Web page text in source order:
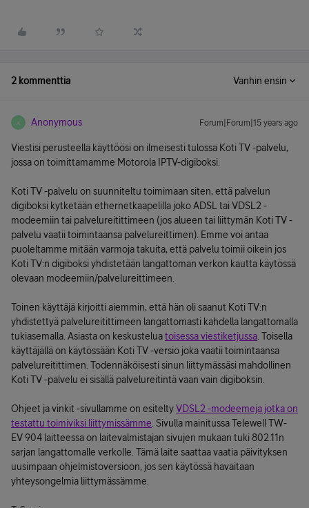
2 kommenttia Vanhin ensin
A Anonymous Forum|Forum|15 years ago
Viestisi perusteella käyttöösi on ilmeisesti tulossa Koti TV -palvelu,
jossa on toimittamamme Motorola IPTV-digiboksi.
Koti TV -palvelu on suunniteltu toimimaan siten, että palvelun
digiboksi kytketään ethernetkaapelilla joko ADSL tai VDSL2 -
modeemiin tai palvelureitittimeen (jos alueen tai liittymän Koti TV -
palvelu vaatii toimintaansa palvelureittimen). Emme voi antaa
puoleltamme mitään varmoja takuita, että palvelu toimii oikein jos
Koti TV:n digiboksi yhdistetään langattoman verkon kautta käytössä
olevaan modeemiin/palvelureittimeen.
Toinen käyttäjä kirjoitti aiemmin, että hän oli saanut Koti TV:n
yhdistettyä palvelureitittimeen langattomasti kahdella langattomalla
tukiasemalla. Asiasta on keskusteluatoisessa viestiketjussa . Toisella
käyttäjällä on käytössään Koti TV -versio joka vaatii toimintaansa
palvelureitittimen. Todennäköisesti sinun liittymässäsi mahdollinen
Koti TV -palvelu ei sisällä palvelureitintä vaan vain digiboksin.
Ohjeet ja vinkit -sivullamme on esiteltyVDSL2 -modeemeja jotka on
testattu toimiviksi liittymissämme . Sivulla mainitussa Telewell TW-
EV 904 laitteessa on laitevalmistajan sivujen mukaan tuki 802.11n
sarjan langattomalle verkolle. Tämä laite saattaa vaatia päivityksen
uusimpaan ohjelmistoversioon, jos sen käytössä havaitaan
yhteysongelmia liittymässämme.